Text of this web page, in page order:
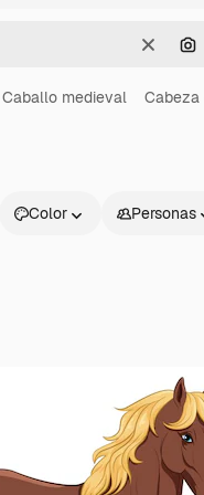
Borrar
Caballo medieval
Color Personas
Información útil